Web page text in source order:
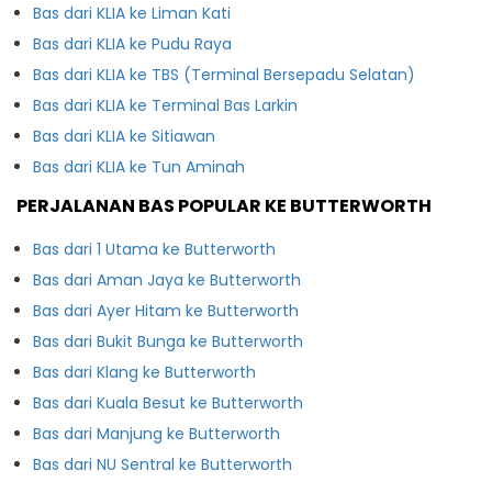
Bas dari KLIA ke Liman Kati
Bas dari KLIA ke Pudu Raya
Bas dari KLIA ke TBS (Terminal Bersepadu Selatan)
Bas dari KLIA ke Terminal Bas Larkin
Bas dari KLIA ke Sitiawan
Bas dari KLIA ke Tun Aminah
PERJALANAN BAS POPULAR KE BUTTERWORTH
Bas dari 1 Utama ke Butterworth
Bas dari Aman Jaya ke Butterworth
Bas dari Ayer Hitam ke Butterworth
Bas dari Bukit Bunga ke Butterworth
Bas dari Klang ke Butterworth
Bas dari Kuala Besut ke Butterworth
Bas dari Manjung ke Butterworth
Bas dari NU Sentral ke Butterworth